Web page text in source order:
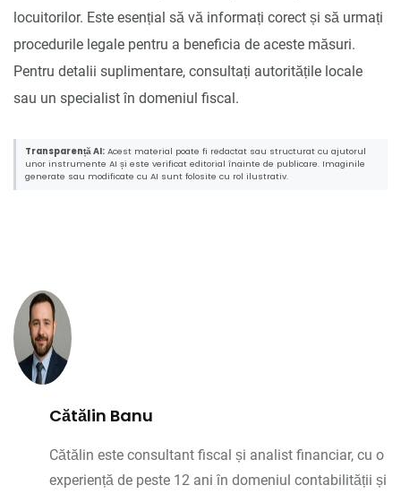
locuitorilor. Este esențial să vă informați corect și să urmați
procedurile legale pentru a beneficia de aceste măsuri.
Pentru detalii suplimentare, consultați autoritățile locale
sau un specialist în domeniul fiscal.
Transparență AI: Acest material poate fi redactat sau structurat cu ajutorul
unor instrumente AI și este verificat editorial înainte de publicare. Imaginile
generate sau modificate cu AI sunt folosite cu rol ilustrativ.
Cătălin Banu
Cătălin este consultant fiscal și analist financiar, cu o
experiență de peste 12 ani în domeniul contabilității și